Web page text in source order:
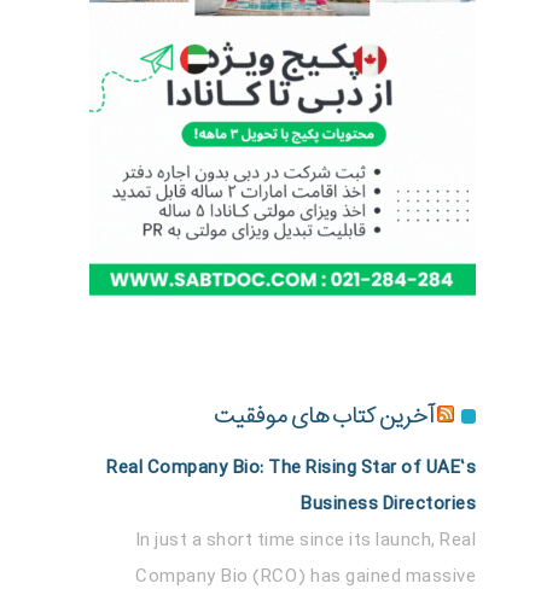
آخرین کتاب های موفقیت
Real Company Bio: The Rising Star of UAE’s
Business Directories
In just a short time since its launch, Real
Company Bio (RCO) has gained massive